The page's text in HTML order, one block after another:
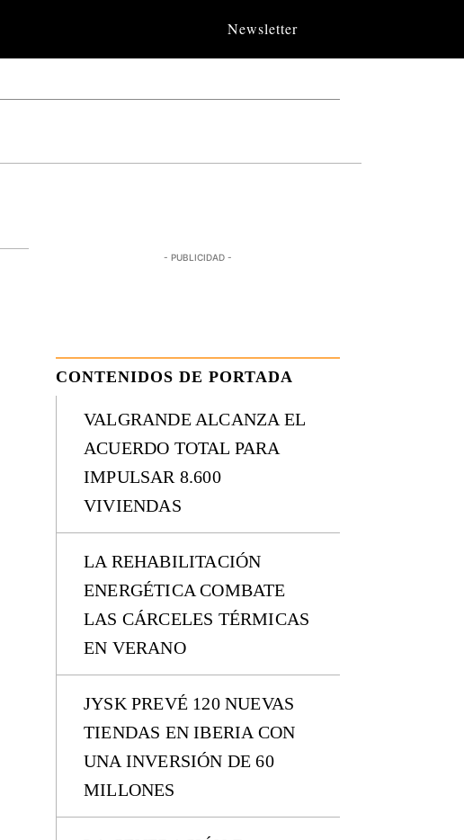
Newsletter
- PUBLICIDAD -
CONTENIDOS DE PORTADA
VALGRANDE ALCANZA EL
ACUERDO TOTAL PARA
IMPULSAR 8.600
VIVIENDAS
LA REHABILITACIÓN
ENERGÉTICA COMBATE
LAS CÁRCELES TÉRMICAS
EN VERANO
JYSK PREVÉ 120 NUEVAS
TIENDAS EN IBERIA CON
UNA INVERSIÓN DE 60
MILLONES